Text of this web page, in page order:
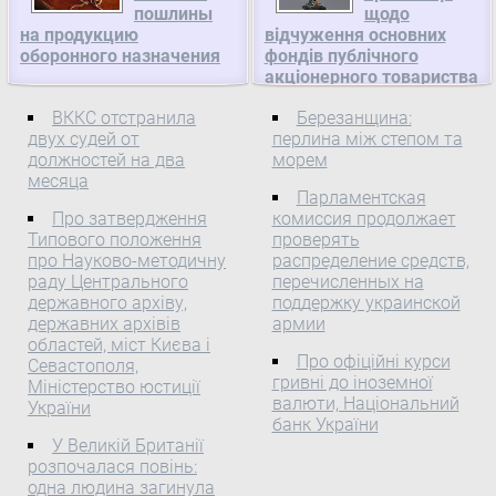
терминал.
пошлины
на продукцию
оборонного назначения
ВККС отстранила
двух судей от
должностей на два
месяца
Про затвердження
Типового положення
про Науково-методичну
раду Центрального
державного архіву,
державних архівів
областей, міст Києва і
Севастополя,
Міністерство юстиції
України
У Великій Британії
розпочалася повінь:
одна людина загинула
поділилася радістю:
Щойно прийшла зі
служби Божої ...
щодо
відчуження основних
фондів публічного
акціонерного товариства
Кабінет Міністрів України
Про погодження
пропозиції щодо
відчуження основних
фондів публічного
акціонерного товариства
"Укртранснафта"
Відповідно до частини
сьомої статті 7 Закону
трубопровідний
транспорт"( 192/96-ВР )
погодитися з
Березанщина:
перлина між степом та
морем
Парламентская
комиссия продолжает
проверять
распределение средств,
перечисленных на
поддержку украинской
армии
Про офіційні курси
гривні до іноземної
валюти, Національний
банк України